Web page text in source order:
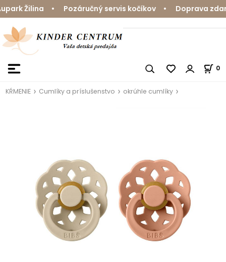
Žilina • Pozáručný servis kočíkov • Doprava
0
KŔMENIE Cumlíky a príslušenstvo okrúhle cumlíky